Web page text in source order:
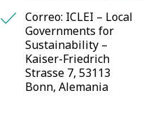
Correo: ICLEI – Local
Governments for
Sustainability –
Kaiser-Friedrich
Strasse 7, 53113
Bonn, Alemania